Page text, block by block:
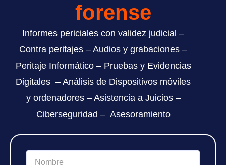
forense
Informes periciales con validez judicial –
Contra peritajes – Audios y grabaciones –
Peritaje Informático – Pruebas y Evidencias
Digitales – Análisis de Dispositivos móviles
y ordenadores – Asistencia a Juicios –
Ciberseguridad – Asesoramiento